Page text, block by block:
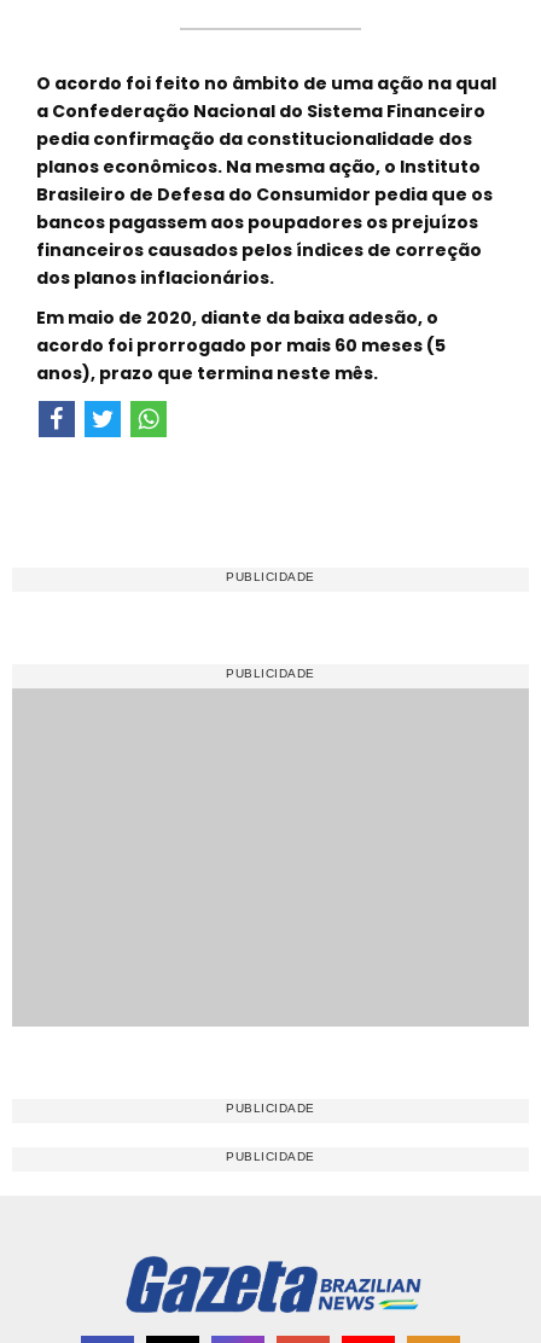
O acordo foi feito no âmbito de uma ação na qual
a Confederação Nacional do Sistema Financeiro
pedia confirmação da constitucionalidade dos
planos econômicos. Na mesma ação, o Instituto
Brasileiro de Defesa do Consumidor pedia que os
bancos pagassem aos poupadores os prejuízos
financeiros causados pelos índices de correção
dos planos inflacionários.
Em maio de 2020, diante da baixa adesão, o
acordo foi prorrogado por mais 60 meses (5
anos), prazo que termina neste mês.